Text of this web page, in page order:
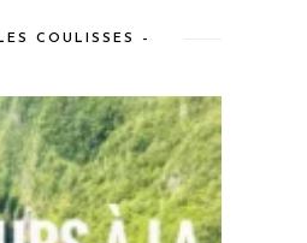
COULISSES –